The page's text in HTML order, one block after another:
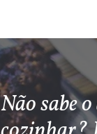
Não sabe